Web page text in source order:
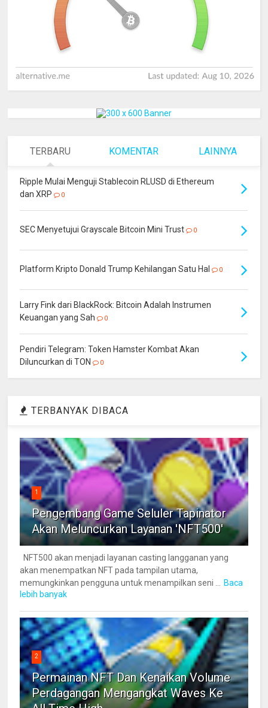
TERBARU KOMENTAR LAINNYA
Ripple Mulai Menguji Stablecoin RLUSD di Ethereum
dan XRP
0
SEC Menyetujui Grayscale Bitcoin Mini Trust 0
Platform Kripto Donald Trump Kehilangan Satu Hal 0
Larry Fink dari BlackRock: Bitcoin Adalah Instrumen
Keuangan yang Sah
0
Pendiri Telegram: Token Hamster Kombat Akan
Diluncurkan di TON
0
TERBANYAK DIBACA
1
Pengembang Game Seluler Tapinator
Akan Meluncurkan Layanan 'NFT500'
NFT500 akan menjadi layanan casting langganan yang
akan menempatkan NFT pada tampilan utama,
memungkinkan pengguna untuk menampilkan seni ...
Baca
lebih banyak
2
Permainan NFT Dan Kenaikan Volume
Perdagangan Mengangkat Waves Ke